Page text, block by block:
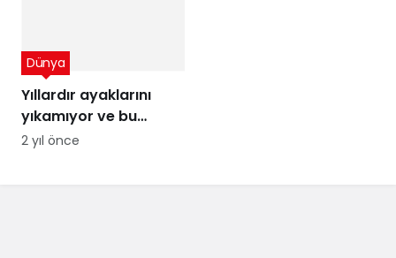
Yıllardır ayaklarını
yıkamıyor ve bu
sayede para
Dünya
2 yıl önce